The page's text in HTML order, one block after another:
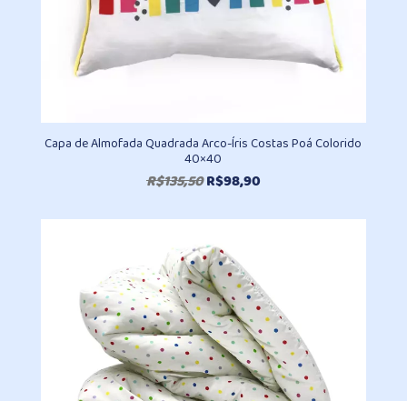
Capa de Almofada Quadrada Arco-Íris Costas Poá Colorido
40×40
R$135,50O
original
era:
R$135,50.
R$98,90O
atual